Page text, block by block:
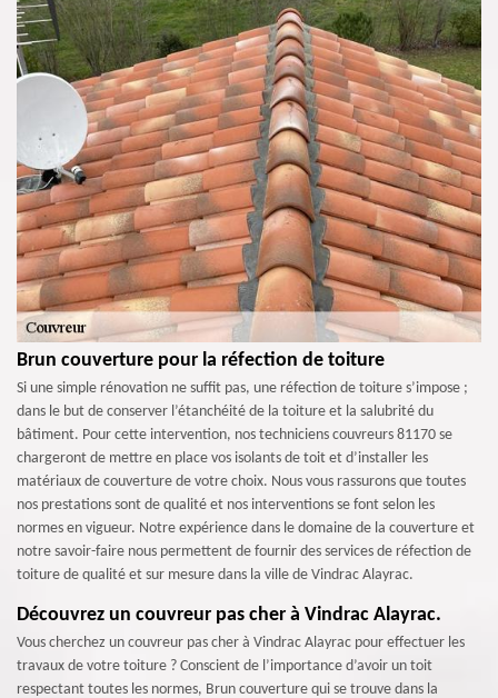
Brun couverture pour la réfection de toiture
Si une simple rénovation ne suffit pas, une réfection de toiture s’impose ;
dans le but de conserver l’étanchéité de la toiture et la salubrité du
bâtiment. Pour cette intervention, nos techniciens couvreurs 81170 se
chargeront de mettre en place vos isolants de toit et d’installer les
matériaux de couverture de votre choix. Nous vous rassurons que toutes
nos prestations sont de qualité et nos interventions se font selon les
normes en vigueur. Notre expérience dans le domaine de la couverture et
notre savoir-faire nous permettent de fournir des services de réfection de
toiture de qualité et sur mesure dans la ville de Vindrac Alayrac.
Découvrez un couvreur pas cher à Vindrac Alayrac.
Vous cherchez un couvreur pas cher à Vindrac Alayrac pour effectuer les
travaux de votre toiture ? Conscient de l’importance d’avoir un toit
respectant toutes les normes, Brun couverture qui se trouve dans la